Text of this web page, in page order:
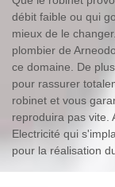
débit faible ou qui
mieux de le
plombier de
ce domaine. De
pour rassurer
robinet et vous
reproduira pas vite.
Electricité qui
pour la réalisation